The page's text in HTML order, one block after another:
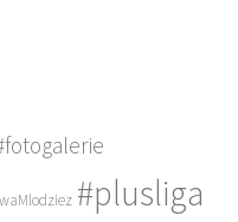
#plusliga